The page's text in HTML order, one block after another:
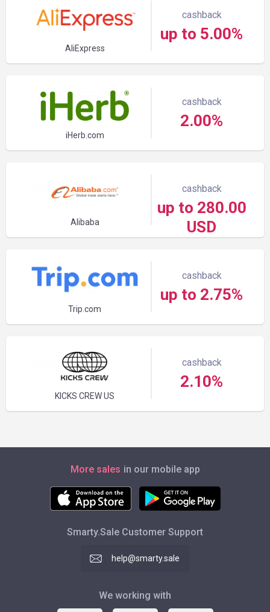
AliExpress
cashback
up to 5.00%
iHerb.com
cashback
2.00%
Alibaba
cashback
up to 280.00
USD
Trip.com
cashback
up to 2.75%
KICKS CREW US
cashback
2.10%
More sales in our mobile app
Smarty.Sale Customer Support
help@smarty.sale
We working with